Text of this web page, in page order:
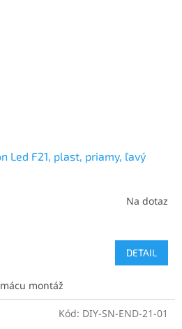
Led F21, plast, priamy, ľavý
Na dotaz
DETAIL
montáž
Kód: DIY-SN-END-21-01